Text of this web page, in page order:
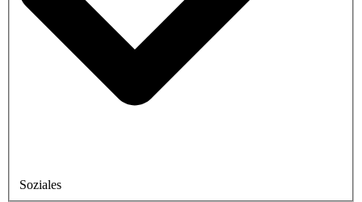
Soziales